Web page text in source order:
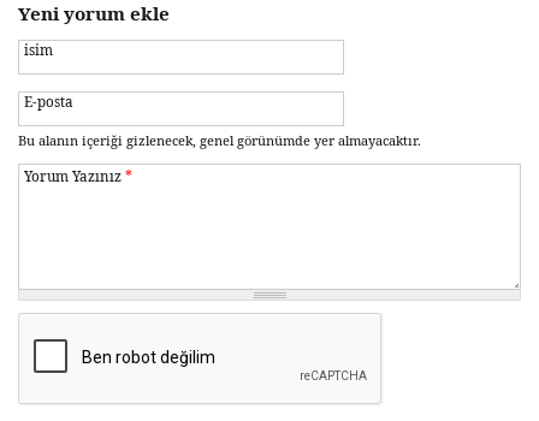
Yeni yorum ekle
isim
E-posta
Bu alanın içeriği gizlenecek, genel görünümde yer almayacaktır.
Yorum Yazınız*